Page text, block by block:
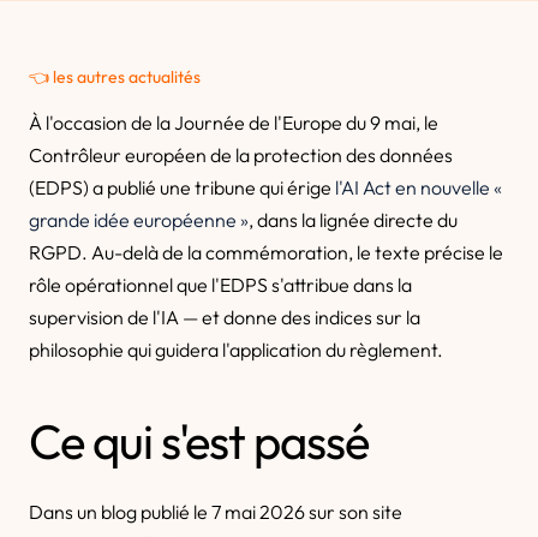
👈 les autres actualités
À l'occasion de la Journée de l'Europe du 9 mai, le
Contrôleur européen de la protection des données
(EDPS) a publié une tribune qui érige l'AI Act en nouvelle «
grande idée européenne », dans la lignée directe du
RGPD. Au-delà de la commémoration, le texte précise le
rôle opérationnel que l'EDPS s'attribue dans la
supervision de l'IA — et donne des indices sur la
philosophie qui guidera l'application du règlement.
Ce qui s'est passé
Dans un blog publié le 7 mai 2026 sur son site